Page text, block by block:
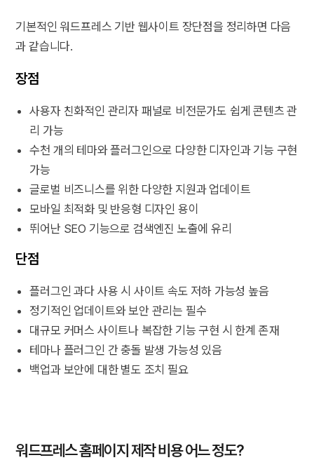
기본적인 워드프레스 기반 웹사이트 장단점을 정리하면 다음
과 같습니다.
장점
사용자 친화적인 관리자 패널로 비전문가도 쉽게 콘텐츠 관
리 가능
수천 개의 테마와 플러그인으로 다양한 디자인과 기능 구현
가능
글로벌 비즈니스를 위한 다양한 지원과 업데이트
모바일 최적화 및 반응형 디자인 용이
뛰어난 SEO 기능으로 검색엔진 노출에 유리
단점
플러그인 과다 사용 시 사이트 속도 저하 가능성 높음
정기적인 업데이트와 보안 관리는 필수
대규모 커머스 사이트나 복잡한 기능 구현 시 한계 존재
테마나 플러그인 간 충돌 발생 가능성 있음
백업과 보안에 대한 별도 조치 필요
워드프레스 홈페이지 제작 비용 어느 정도?